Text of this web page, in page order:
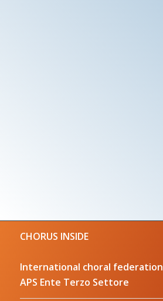
CHORUS INSIDE
International choral federation
APS Ente Terzo Settore